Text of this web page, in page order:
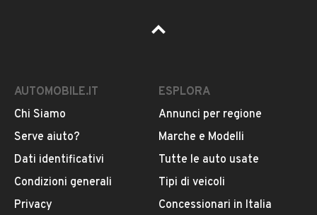
Pubblicità
DESCRIZIONE
AUTOMOBILE.IT
Chi Siamo
Serve aiuto?
Dati identificativi
Condizioni generali
Privacy
ESPLORA
Annunci per regione
Marche e Modelli
Tutte le auto usate
Tipi di veicoli
Concessionari in Italia